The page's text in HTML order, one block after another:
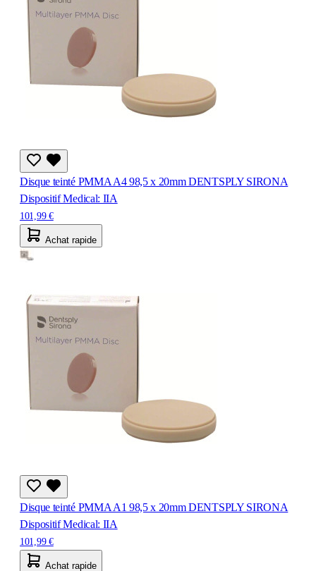
Disque teinté PMMA A4 98,5 x 20mm DENTSPLY SIRONA
Dispositif Medical: IIA
101,99 €
Achat rapide
Disque teinté PMMA A1 98,5 x 20mm DENTSPLY SIRONA
Dispositif Medical: IIA
101,99 €
Achat rapide